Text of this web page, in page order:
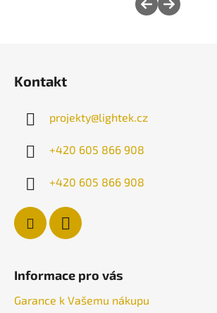
Kontakt
projekty@lightek.cz
+420 605 866 908
+420 605 866 908
Informace pro vás
Garance k Vašemu nákupu